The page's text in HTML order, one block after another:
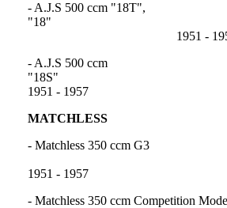
- A.J.S 500 ccm "18T",
1951 -
- A.J.S 500 ccm
1951 - 1957
MATCHLESS
- Matchless 350
1951 - 1957
- Matchless 350 ccm Competition